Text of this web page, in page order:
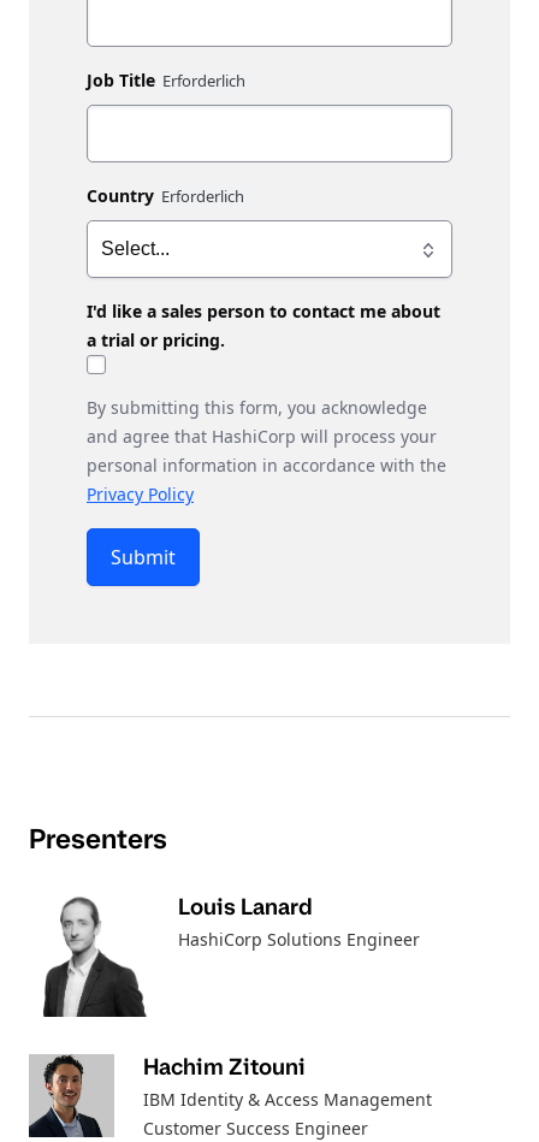
Job Title
Country
I'd like a sales person to contact me about
a trial or pricing.
By submitting this form, you acknowledge
and agree that HashiCorp will process your
personal information in accordance with the
Privacy Policy
Submit
Presenters
Louis Lanard
HashiCorp Solutions Engineer
Hachim Zitouni
IBM Identity & Access Management
Customer Success Engineer